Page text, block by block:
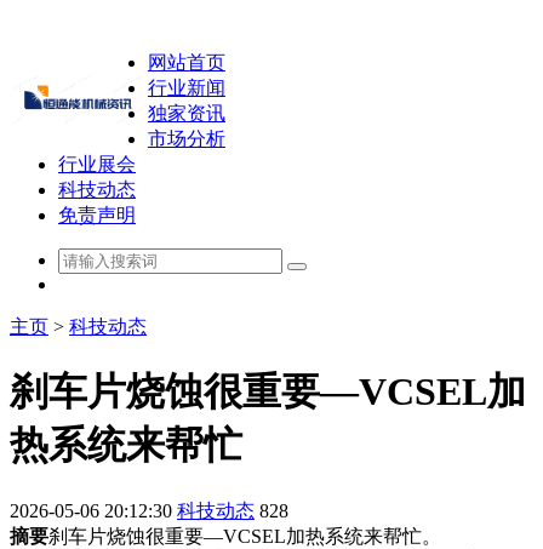
网站首页
行业新闻
独家资讯
市场分析
行业展会
科技动态
免责声明
主页 > 科技动态
刹车片烧蚀很重要—VCSEL加
热系统来帮忙
2026-05-06 20:12:30 科技动态 828
摘要刹车片烧蚀很重要—VCSEL加热系统来帮忙。